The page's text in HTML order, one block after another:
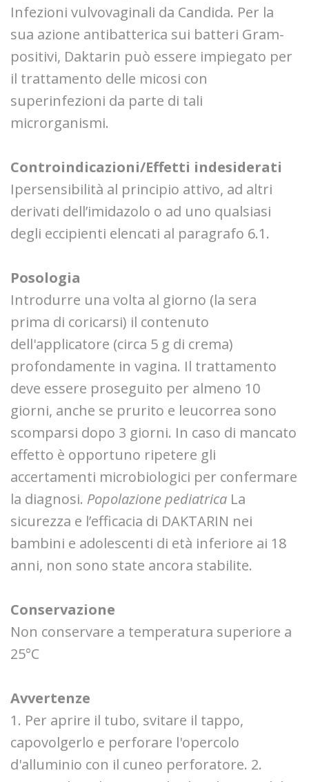
Infezioni vulvovaginali da Candida. Per la
sua azione antibatterica sui batteri Gram-
positivi, Daktarin può essere impiegato per
il trattamento delle micosi con
superinfezioni da parte di tali
microrganismi.
Controindicazioni/Effetti indesiderati
Ipersensibilità al principio attivo, ad altri
derivati dell’imidazolo o ad uno qualsiasi
degli eccipienti elencati al paragrafo 6.1.
Posologia
Introdurre una volta al giorno (la sera
prima di coricarsi) il contenuto
dell'applicatore (circa 5 g di crema)
profondamente in vagina. Il trattamento
deve essere proseguito per almeno 10
giorni, anche se prurito e leucorrea sono
scomparsi dopo 3 giorni. In caso di mancato
effetto è opportuno ripetere gli
accertamenti microbiologici per confermare
la diagnosi. Popolazione pediatrica La
sicurezza e l’efficacia di DAKTARIN nei
bambini e adolescenti di età inferiore ai 18
anni, non sono state ancora stabilite.
Conservazione
Non conservare a temperatura superiore a
25°C
Avvertenze
1. Per aprire il tubo, svitare il tappo,
capovolgerlo e perforare l'opercolo
d'alluminio con il cuneo perforatore. 2.